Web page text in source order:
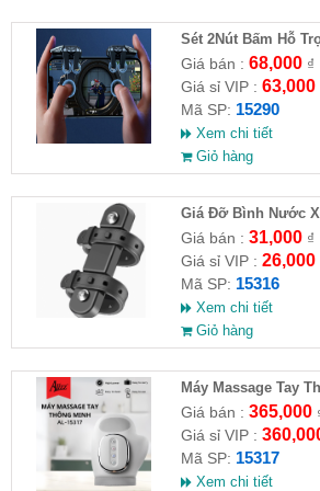
Sét 2Nút Bấm Hỗ
G21
Giá bán : 68,000₫
Giá sỉ VIP : 63,000
Mã SP: 15290
Xem chi tiết
Giỏ hàng
Giá Đỡ Bình Nước
Khung Đỡ
Giá bán : 31,000₫
Giá sỉ VIP : 26,000
Mã SP: 15316
Xem chi tiết
Giỏ hàng
Máy Massage Tay
Giá bán : 365,000
Giá sỉ VIP :
Mã SP: 15317
Xem chi tiết